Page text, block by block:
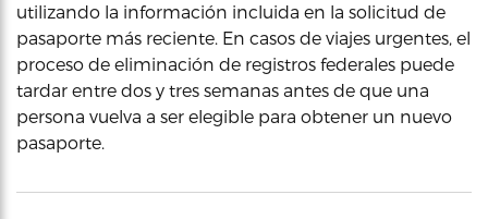
utilizando la información incluida en la solicitud de
pasaporte más reciente. En casos de viajes urgentes, el
proceso de eliminación de registros federales puede
tardar entre dos y tres semanas antes de que una
persona vuelva a ser elegible para obtener un nuevo
pasaporte.